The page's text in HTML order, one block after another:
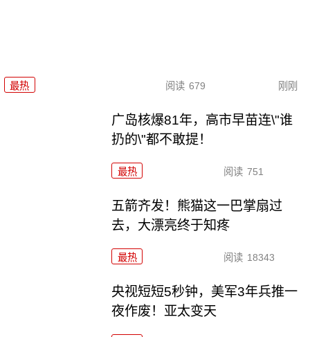
最热 阅读 679 刚刚
广岛核爆81年，高市早苗连\"谁
扔的\"都不敢提！
最热 阅读 751
五箭齐发！熊猫这一巴掌扇过
去，大漂亮终于知疼
最热 阅读 18343
央视短短5秒钟，美军3年兵推一
夜作废！亚太变天